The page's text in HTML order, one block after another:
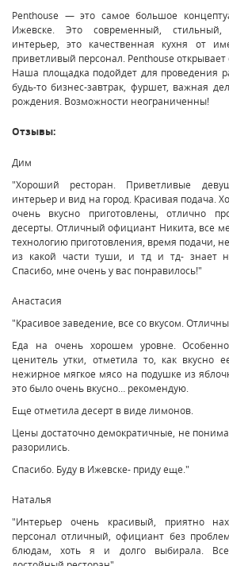
Penthouse — это самое большое
Ижевске. Это современный, стильный,
интерьер, это качественная кухня от
приветливый персонал. Penthouse
Наша площадка подойдет для проведения
будь-то бизнес-завтрак, фуршет, важная
рождения. Возможности неограниченны!
Отзывы:
Дим
"Хороший ресторан. Приветливые
интерьер и вид на город. Красивая подача.
очень вкусно приготовлены, отлично
десерты. Отличный официант Никита, все
технологию приготовления, время подачи,
из какой части туши, и тд и тд- знает
Спасибо, мне очень у вас понравилось!"
Анастасия
"Красивое заведение, все со вкусом.
Еда на очень хорошем уровне.
ценитель утки, отметила то, как вкусно
нежирное мягкое мясо на подушке из
это было очень вкусно… рекомендую.
Еще отметила десерт в виде лимонов.
Цены достаточно демократичные, не
разорились.
Спасибо. Буду в Ижевске- приду еще."
Наталья
"Интерьер очень красивый, приятно
персонал отличный, официант без
блюдам, хоть я и долго выбирала.